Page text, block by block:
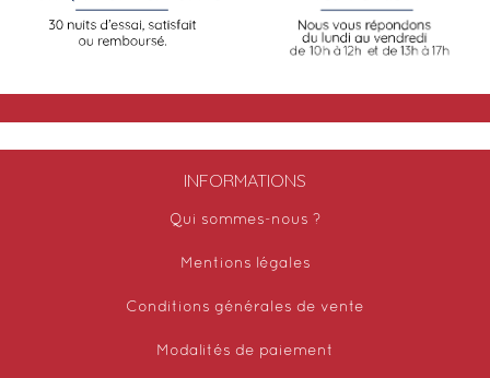
INFORMATIONS
Qui sommes-nous ?
Mentions légales
Conditions générales de vente
Modalités de paiement